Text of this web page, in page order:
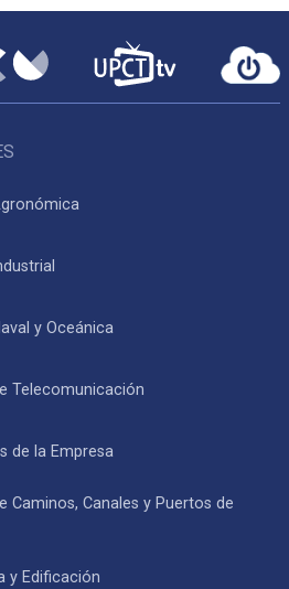
y Oceánica
Telecomunicación
de la Empresa
Caminos, Canales y Puertos de
y Edificación